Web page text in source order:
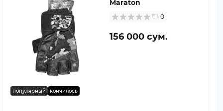
популярный кончилось
Maraton
0
156 000 сум.